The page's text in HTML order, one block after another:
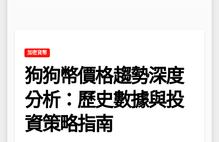
加密貨幣
狗狗幣價格趨勢深度
分析：歷史數據與投
資策略指南